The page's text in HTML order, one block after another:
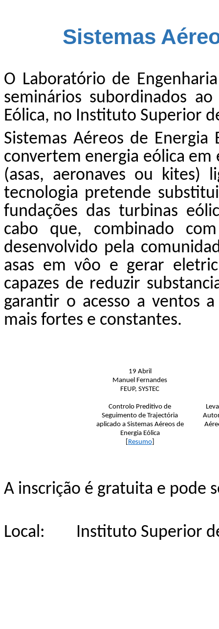
Sistemas
O Laboratório de
seminários subordinados
Eólica, no Instituto Superior
Sistemas Aéreos de Energia
convertem energia eólica em
(asas, aeronaves ou kites)
tecnologia pretende
fundações das turbinas
cabo que, combinado
desenvolvido pela
asas em vôo e gerar
capazes de reduzir
garantir o acesso a ventos
mais fortes e constantes.
19 Abril
Manuel Fernandes
FEUP, SYSTEC
Controlo Preditivo de
Seguimento de Trajectória
aplicado a Sistemas Aéreos de
Energia Eólica
Resumo]
A inscrição é gratuita e pode
Local: Instituto Superior